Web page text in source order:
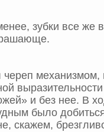
зубки все же
череп
выразительности
и без нее. В
было
скажем,